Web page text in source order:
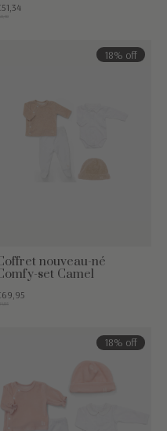
18% off
nouveau-né
set Camel
18% off